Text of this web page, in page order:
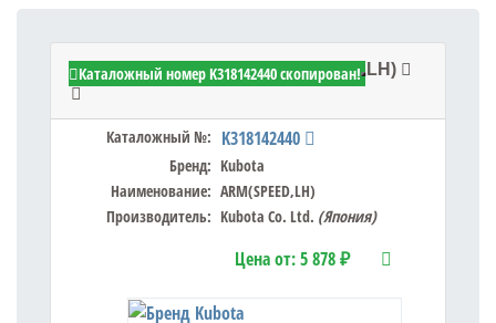
Kubota K318142440 - ARM(SPEED,LH)
Каталожный №: K318142440
Бренд: Kubota
Наименование: ARM(SPEED,LH)
Производитель: Kubota Co. Ltd. (Япония)
Цена от:5 878 ₽
Каталожный номер K318142440 скопирован!